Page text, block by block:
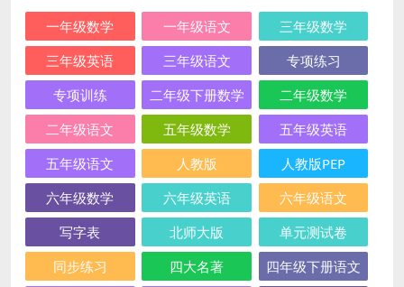
一年级数学 一年级语文
三年级数学
三年级英语
三年级语文
专项练习
专项训练
二年级下册数学
二年级数学
二年级语文
五年级数学
五年级英语
五年级语文
人教版
人教版PEP
六年级数学
六年级英语
六年级语文
写字表
北师大版
单元测试卷
同步练习
四大名著 四年级下册语文